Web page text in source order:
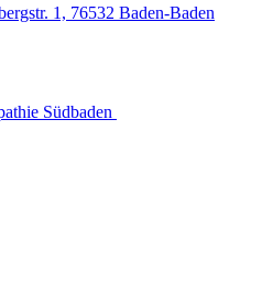
1, 76532 Baden-Baden
Südbaden